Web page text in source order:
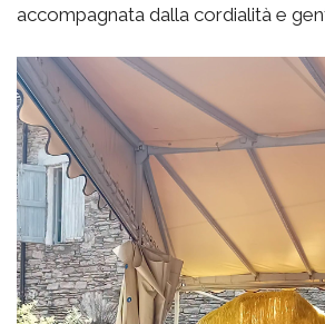
accompagnata dalla cordialità e